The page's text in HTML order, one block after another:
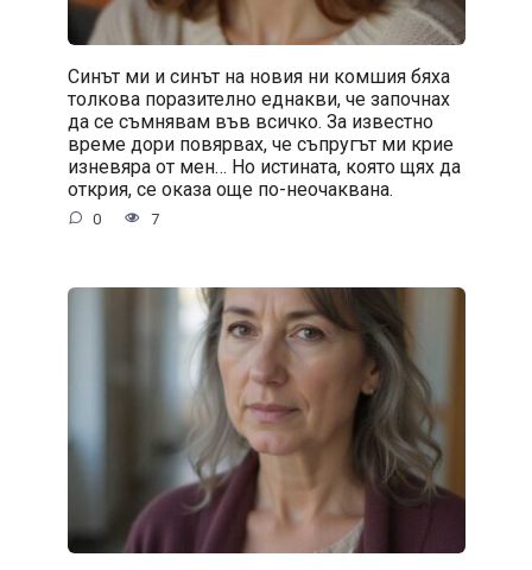
Синът ми и синът на новия ни комшия бяха
толкова поразително еднакви, че започнах
да се съмнявам във всичко. За известно
време дори повярвах, че съпругът ми крие
изневяра от мен… Но истината, която щях да
открия, се оказа още по-неочаквана.
0 7